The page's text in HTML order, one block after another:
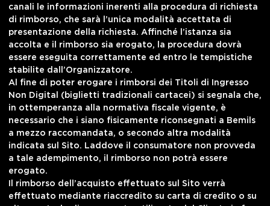
canali le informazioni inerenti alla procedura di richiesta
di rimborso, che sarà l’unica modalità accettata di
presentazione della richiesta. Affinché l’istanza sia
accolta e il rimborso sia erogato, la procedura dovrà
essere eseguita correttamente ed entro le tempistiche
stabilite dall’Organizzatore.
Al fine di poter erogare i rimborsi dei Titoli di Ingresso
Non Digital (biglietti tradizionali cartacei) si segnala che,
in ottemperanza alla normativa fiscale vigente, è
necessario che i siano fisicamente riconsegnati a Bemils
a mezzo raccomandata, o secondo altra modalità
indicata sul Sito. Laddove il consumatore non provveda
a tale adempimento, il rimborso non potrà essere
erogato.
Il rimborso dell’acquisto effettuato sul Sito verrà
effettuato mediante riaccredito su carta di credito o su